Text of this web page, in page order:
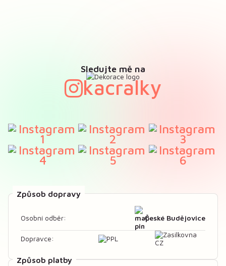
Sledujte mě na
kacralky
Způsob dopravy
Osobní odběr: České Budějovice
Dopravce:
Způsob platby